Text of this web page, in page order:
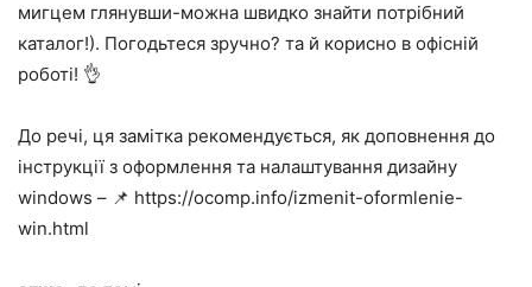
мигцем глянувши-можна швидко знайти потрібний
каталог!). Погодьтеся зручно? та й корисно в офісній
роботі! 👌
До речі, ця замітка рекомендується, як доповнення до
інструкції з оформлення та налаштування дизайну
windows – 📌 https://ocomp.info/izmenit-oformlenie-
win.html